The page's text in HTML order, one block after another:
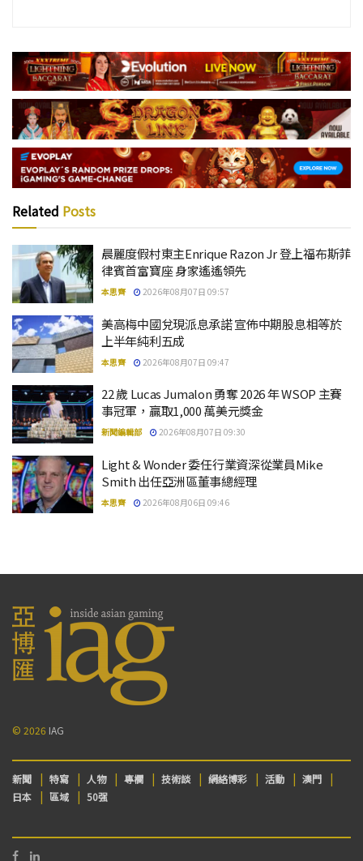
Related Posts
晨麗度假村東主Enrique Razon Jr 登上福布斯菲
律賓首富寶座 身家遙遙領先
本思齊 2026年08月07日 09:57
美高梅中國兌現派息承諾 宣佈中期股息相等於
上半年純利五成
本思齊 2026年08月07日 09:47
22 歲 Lucas Jumalon 勇奪 2026 年 WSOP 主賽
事冠軍，贏取1,000 萬美元獎金
新聞編輯部 2026年08月07日 09:30
Light & Wonder 委任行業資深從業員Mike
Smith 出任亞洲區董事總經理
本思齊 2026年08月06日 09:46
© 2026 IAG
新聞 特寫 人物 專欄 技術談 網絡博彩 活動
澳門
日本
區域 50强